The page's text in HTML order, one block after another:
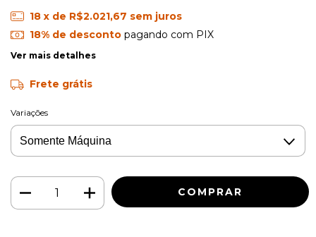
18 x de R$2.021,67 sem juros
18% de descontopagando com PIX
Ver mais detalhes
Frete grátis
Variações